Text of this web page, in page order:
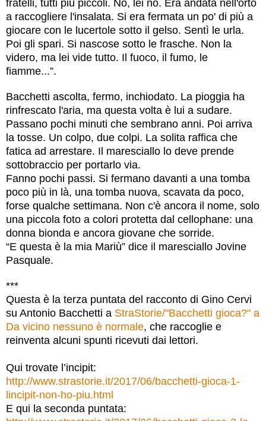
fratelli, tutti più piccoli. No, lei no. Era andata nell'orto
a raccogliere l'insalata. Si era fermata un po' di più a
giocare con le lucertole sotto il gelso. Sentì le urla.
Poi gli spari. Si nascose sotto le frasche. Non la
videro, ma lei vide tutto. Il fuoco, il fumo, le
fiamme...”.
Bacchetti ascolta, fermo, inchiodato. La pioggia ha
rinfrescato l'aria, ma questa volta è lui a sudare.
Passano pochi minuti che sembrano anni. Poi arriva
la tosse. Un colpo, due colpi. La solita raffica che
fatica ad arrestare. Il maresciallo lo deve prende
sottobraccio per portarlo via.
Fanno pochi passi. Si fermano davanti a una tomba
poco più in là, una tomba nuova, scavata da poco,
forse qualche settimana. Non c'è ancora il nome, solo
una piccola foto a colori protetta dal cellophane: una
donna bionda e ancora giovane che sorride.
“E questa è la mia Mariù” dice il maresciallo Jovine
Pasquale.
***
Questa è la terza puntata del racconto di Gino Cervi
su Antonio Bacchetti a StraStorie/"Bacchetti gioca?" a
Da vicino nessuno è normale, che raccoglie e
reinventa alcuni spunti ricevuti dai lettori.
Qui trovate l’incipit:
http://www.strastorie.it/2017/06/bacchetti-gioca-1-
lincipit-non-ho-piu.html
E qui la seconda puntata: